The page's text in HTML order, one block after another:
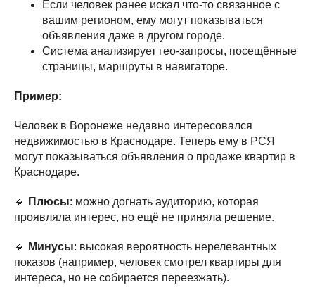
Если человек ранее искал что-то связанное с
вашим регионом, ему могут показываться
объявления даже в другом городе.
Система анализирует гео-запросы, посещённые
страницы, маршруты в навигаторе.
Пример:
Человек в Воронеже недавно интересовался
недвижимостью в Краснодаре. Теперь ему в РСЯ
могут показываться объявления о продаже квартир в
Краснодаре.
🔹 Плюсы: можно догнать аудиторию, которая
проявляла интерес, но ещё не приняла решение.
🔹 Минусы: высокая вероятность нерелевантных
показов (например, человек смотрел квартиры для
интереса, но не собирается переезжать).